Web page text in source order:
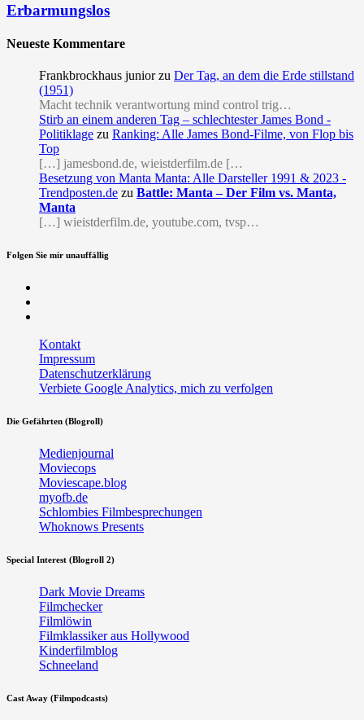
Erbarmungslos
Neueste Kommentare
Frankbrockhaus junior zu Der Tag, an dem die Erde stillstand
(1951)
Macht technik verantwortung mind control trig…
Stirb an einem anderen Tag – schlechtester James Bond -
Politiklage zu Ranking: Alle James Bond-Filme, von Flop bis
Top
[…] jamesbond.de, wieistderfilm.de […
Besetzung von Manta Manta: Alle Darsteller 1991 & 2023 -
Trendposten.de zu Battle: Manta – Der Film vs. Manta,
Manta
[…] wieistderfilm.de, youtube.com, tvsp…
Folgen Sie mir unauffällig
Kontakt
Impressum
Datenschutzerklärung
Verbiete Google Analytics, mich zu verfolgen
Die Gefährten (Blogroll)
Medienjournal
Moviecops
Moviescape.blog
myofb.de
Schlombies Filmbesprechungen
Whoknows Presents
Special Interest (Blogroll 2)
Dark Movie Dreams
Filmchecker
Filmlöwin
Filmklassiker aus Hollywood
Kinderfilmblog
Schneeland
Cast Away (Filmpodcasts)